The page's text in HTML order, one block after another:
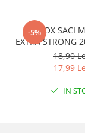
-5%
CLINOX SACI
EXTRA STRONG
LDPE NEGRI
ETICHETA
18,90
17,99
IN